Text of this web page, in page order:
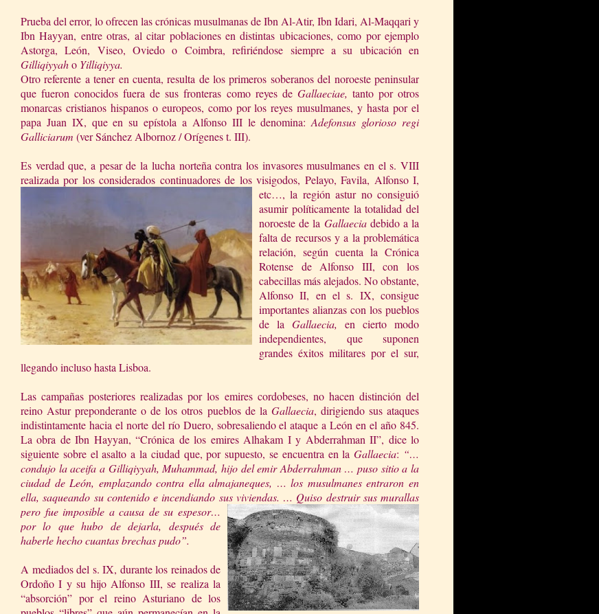
Prueba del error, lo ofrecen las crónicas musulmanas de Ibn Al-Atir, Ibn Idari, Al-Maqqari y
Ibn Hayyan, entre otras, al citar poblaciones en distintas ubicaciones, como por ejemplo
Astorga, León, Viseo, Oviedo o Coimbra, refiriéndose siempre a su ubicación en
Gilliqiyyaho Yilliqiyya.
Otro referente a tener en cuenta, resulta de los primeros soberanos del noroeste peninsular
que fueron conocidos fuera de sus fronteras como reyes de Gallaeciae, tanto por otros
monarcas cristianos hispanos o europeos, como por los reyes musulmanes, y hasta por el
papa Juan IX, que en su epístola a Alfonso III le denomina:Adefonsus glorioso regi
Galliciarum (ver Sánchez Albornoz / Orígenes t. III).
Es verdad que, a pesar de la lucha norteña contra los invasores musulmanes en el s. VIII
realizada por los considerados continuadores de los visigodos, Pelayo, Favila, Alfonso I,
etc…, la región astur no consiguió
asumir políticamente la totalidad del
noroeste dela Gallaeciadebido a la
falta de recursos y a la problemática
relación, según cuenta la Crónica
Rotense de Alfonso III, con los
cabecillas más alejados. No obstante,
Alfonso II, en el s. IX, consigue
importantes alianzas con los pueblos
de la Gallaecia, en cierto modo
independientes, que suponen
grandes éxitos militares por el sur,
llegando incluso hasta Lisboa.
Las campañas posteriores realizadas por los emires cordobeses, no hacen distinción del
reino Astur preponderante o de los otros pueblos de la Gallaecia, dirigiendo sus ataques
indistintamente hacia el norte del río Duero, sobresaliendo el ataque a León en el año 845.
La obra de Ibn Hayyan, “Crónica de los emires Alhakam I y Abderrahman II”, dice lo
siguiente sobre el asalto a la ciudad que, por supuesto, se encuentra enlaGallaecia: “…
condujo la aceifa a Gilliqiyyah, Muhammad, hijo del emir Abderrahman … puso sitio a la
ciudad de León, emplazando contra ella almajaneques, … los musulmanes entraron en
ella, saqueando su contenido e incendiando sus viviendas. … Quiso destruir sus murallas
pero fue imposible a causa de su espesor…
por lo que hubo de dejarla, después de
haberle hecho cuantas brechas pudo”.
A mediados del s. IX, durante los reinados de
Ordoño I y su hijo Alfonso III, se realiza la
“absorción” por el reino Asturiano de los